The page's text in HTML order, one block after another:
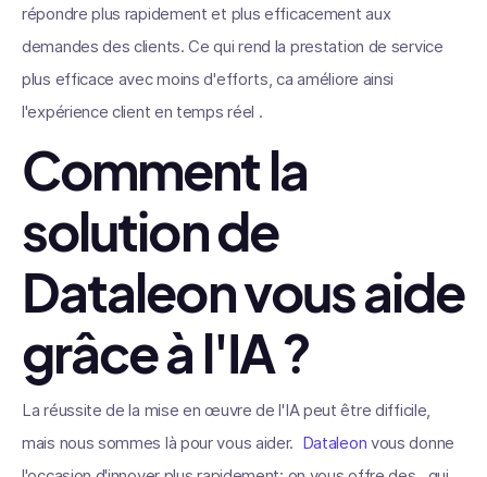
répondre plus rapidement et plus efficacement aux
demandes des clients. Ce qui rend la prestation de service
plus efficace avec moins d'efforts, ca améliore ainsi
l'expérience client en temps réel .
Comment la
solution de
Dataleon vous aide
grâce à l'IA ?
La réussite de la mise en œuvre de l'IA peut être difficile,
mais nous sommes là pour vous aider. Dataleon vous donne